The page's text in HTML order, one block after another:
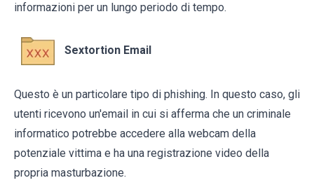
informazioni per un lungo periodo di tempo.
Sextortion Email
Questo è un particolare tipo di phishing. In questo caso, gli
utenti ricevono un'email in cui si afferma che un criminale
informatico potrebbe accedere alla webcam della
potenziale vittima e ha una registrazione video della
propria masturbazione.